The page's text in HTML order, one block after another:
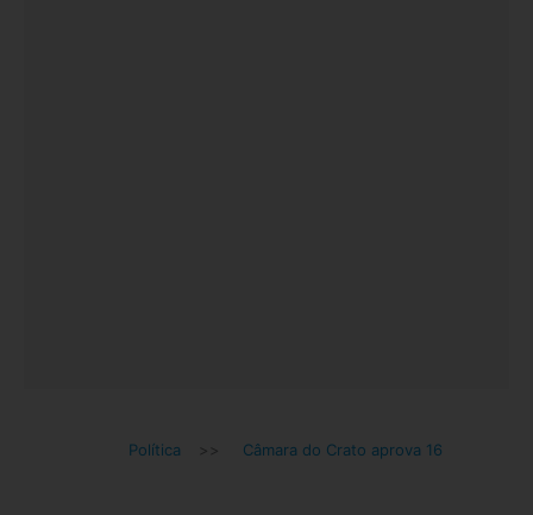
Política >> Câmara do Crato aprova 16